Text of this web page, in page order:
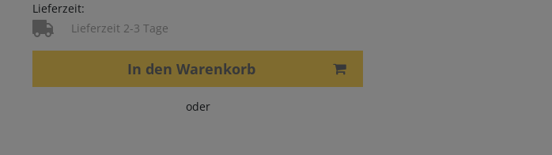
Lieferzeit:
Lieferzeit 2-3 Tage
In den Warenkorb
oder